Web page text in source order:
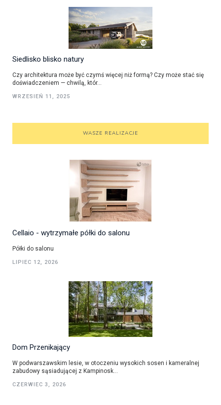
Siedlisko blisko natury
Czy architektura może być czymś więcej niż formą? Czy może stać się
doświadczeniem — chwilą, któr...
WRZESIEŃ 11, 2025
WASZE REALIZACJE
Cellaio - wytrzymałe półki do salonu
Półki do salonu
LIPIEC 12, 2026
Dom Przenikający
W podwarszawskim lesie, w otoczeniu wysokich sosen i kameralnej
zabudowy sąsiadującej z Kampinosk...
CZERWIEC 3, 2026